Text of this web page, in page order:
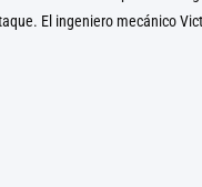
El ingeniero mecánico